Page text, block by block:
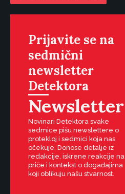
Prijavite se na
sedmični
newsletter
Detektora
Newsletter
Novinari Detektora svake
sedmice pišu newslettere o
protekloj i sedmici koja nas
očekuje. Donose detalje iz
redakcije, iskrene reakcije na
priče i kontekst o događajima
koji oblikuju našu stvarnost.